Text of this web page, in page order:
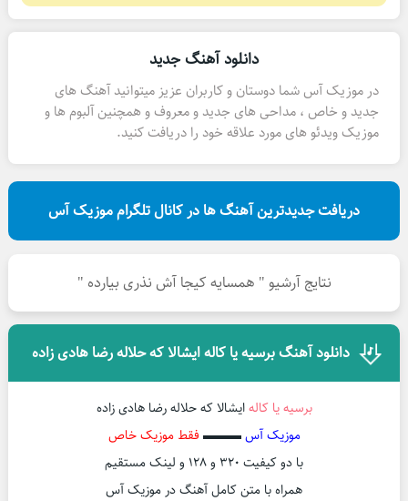
دانلود آهنگ جدید
در موزیک آس شما دوستان و کاربران عزیز میتوانید آهنگ های
جدید و خاص ، مداحی های جدید و معروف و همچنین آلبوم ها و
موزیک ویدئو های مورد علاقه خود را دریافت کنید.
دریافت جدیدترین آهنگ ها در کانال تلگرام موزیک آس
نتایج آرشیو " همسایه کیجا آش نذری بیارده "
دانلود آهنگ برسیه یا کاله ایشالا که حلاله رضا هادی زاده
برسیه یا کالهایشالا که حلاله رضا هادی زاده
موزیک آس▬▬▬ فقط موزیک خاص
با دو کیفیت ۳۲۰ و ۱۲۸ و لینک مستقیم
همراه با متن کامل آهنگ در موزیک آس